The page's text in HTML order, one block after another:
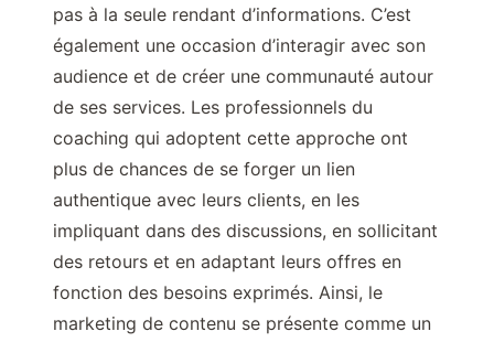
pas à la seule rendant d’informations. C’est
également une occasion d’interagir avec son
audience et de créer une communauté autour
de ses services. Les professionnels du
coaching qui adoptent cette approche ont
plus de chances de se forger un lien
authentique avec leurs clients, en les
impliquant dans des discussions, en sollicitant
des retours et en adaptant leurs offres en
fonction des besoins exprimés. Ainsi, le
marketing de contenu se présente comme un